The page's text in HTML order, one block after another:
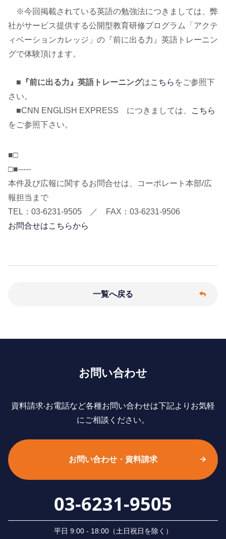
※今回掲載されている英語の勉強法につきましては、弊
社がサービス提供する公開型教育研修プログラム「アクテ
ィベーションカレッジ」の『前に出る力』英語トレーニン
グで体験頂けます。
■ 『前に出る力』英語トレーニングはこちら をご参照下
さい。
■CNN ENGLISH EXPRESS につきましては、
こちら
をご参照下さい。
■□
□■-----
本件及び広報に関するお問合せは、コーポレート本部/広
報担当まで
TEL：03-6231-9505 ／ FAX：03-6231-9506
お問合せはこちらから
一覧へ戻る
お問い合わせ
資料請求‧お電話など各種お問い合わせは下記よりお気軽
にご相談ください。
お問い合わせ・資料請求
03-6231-9505
平⽇ 9:00 - 18:00（⼟⽇祝⽇を除く）